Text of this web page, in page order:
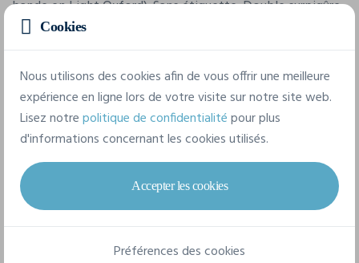
bande en Light Oxford) ·Sans étiquette ·Double surpiqûre
aux manches et à l'ourlet ·Coutures latérales ·Coupe
moderne ·Surface d'impression améliorée pour
l'impression numérique ·Approuvé pour toutes les
techniques d'impression.
Marque
Sg Clothing
Cookies
Nous utilisons des cookies afin de vous offrir une meilleure
expérience en ligne lors de votre visite sur notre site web.
Lisez notrepolitique de confidentialitépour plus
d'informations concernant les cookies utilisés.
Accepter les cookies
Préférences des cookies